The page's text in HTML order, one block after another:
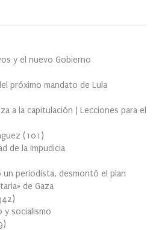
y el nuevo Gobierno
próximo mandato de Lula
a la capitulación | Lecciones para el
(101 )
de la Impudicia
periodista, desmontó el plan
de Gaza
)
y socialismo
)